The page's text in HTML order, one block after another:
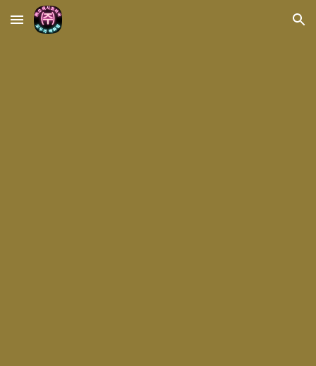
Skip to main content Skip to navigation